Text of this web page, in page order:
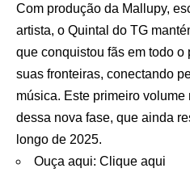
Com produção da Mallupy,
artista, o Quintal do TG
que conquistou fãs em todo
suas fronteiras, conectando
música. Este primeiro
dessa nova fase, que ainda
longo de 2025.
Ouça aqui: Clique aqui